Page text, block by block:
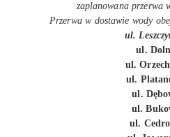
zaplanowana przerwa
Przerwa w dostawie wody
ul.
ul.
ul.
ul.
ul.
ul.
ul.